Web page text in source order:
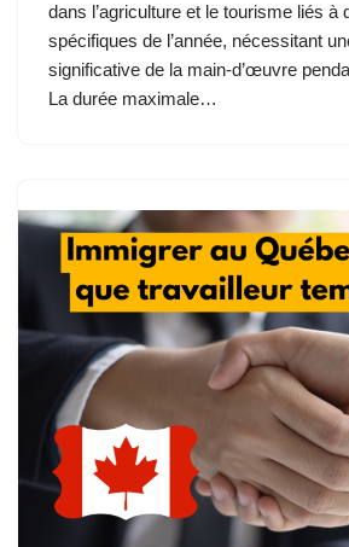
dans l’agriculture et le tourisme liés à
spécifiques de l’année, nécessitant
significative de la main-d’œuvre
La durée maximale…